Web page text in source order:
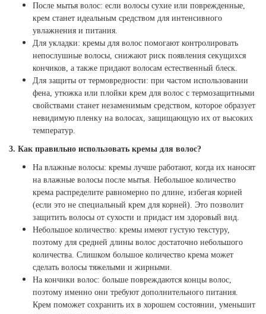
После мытья волос: если волосы сухие или поврежденные,
крем станет идеальным средством для интенсивного
увлажнения и питания.
Для укладки: кремы для волос помогают контролировать
непослушные волосы, снижают риск появления секущихся
кончиков, а также придают волосам естественный блеск.
Для защиты от термовредности: при частом использовании
фена, утюжка или плойки крем для волос с термозащитными
свойствами станет незаменимым средством, которое образует
невидимую пленку на волосах, защищающую их от высоких
температур.
3. Как правильно использовать кремы для волос?
На влажные волосы: кремы лучше работают, когда их наносят
на влажные волосы после мытья. Небольшое количество
крема распределите равномерно по длине, избегая корней
(если это не специальный крем для корней). Это позволит
защитить волосы от сухости и придаст им здоровый вид.
Небольшое количество: кремы имеют густую текстуру,
поэтому для средней длины волос достаточно небольшого
количества. Слишком большое количество крема может
сделать волосы тяжелыми и жирными.
На кончики волос: больше повреждаются концы волос,
поэтому именно они требуют дополнительного питания.
Крем поможет сохранить их в хорошем состоянии, уменьшит